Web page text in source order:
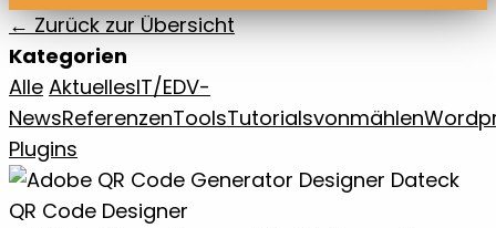
← Zurück zur Übersicht
Kategorien
Alle AktuellesIT/EDV-
NewsReferenzenToolsTutorialsvonmählen
Plugins